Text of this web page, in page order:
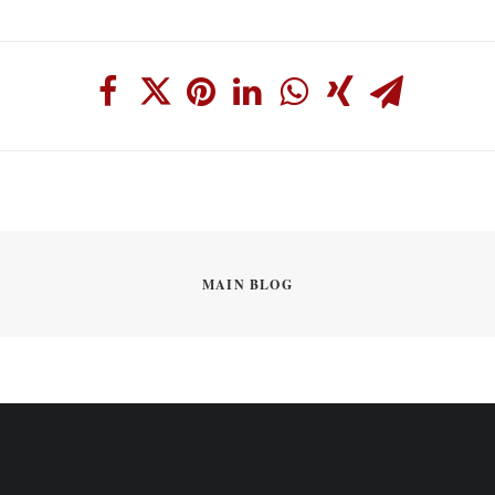
MAIN BLOG